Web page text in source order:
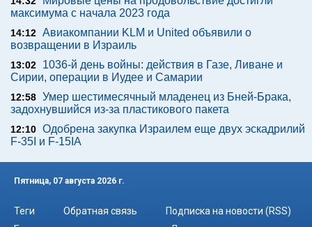
максимума с начала 2023 года
14:12 Авиакомпании KLM и United объявили о
возвращении в Израиль
13:02
1036-й день войны: действия в Газе, Ливане и
Сирии, операции в Иудее и Самарии
12:58 Умер шестимесячный младенец из Бней-Брака,
задохнувшийся из-за пластикового пакета
12:10 Одобрена закупка Израилем еще двух эскадрилий
F-35I и F-15IA
Пятница, 07 августа 2026 г.
Теги Обратная связь
Подписка на новости (RSS)